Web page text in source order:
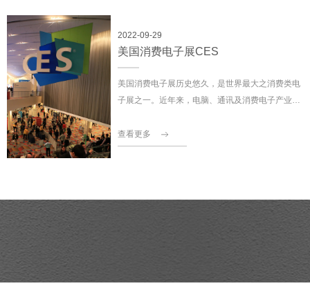
成为该展的亮点。该展是北美最大的广电展，与荷
兰IBC互为姐妹展。该展展出产品范围广、种类齐
全，是世界上最著名的、影响最大的广播电视展览
会之一。
2022-09-29
美国消费电子展CES
美国消费电子展历史悠久，是世界最大之消费类电
子展之一。近年来，电脑、通讯及消费电子产业整
CES为试金石。2005年是该展的第38届，上届展
为批发商、连锁零售商、开发商及有关厂商等世界
查看更多